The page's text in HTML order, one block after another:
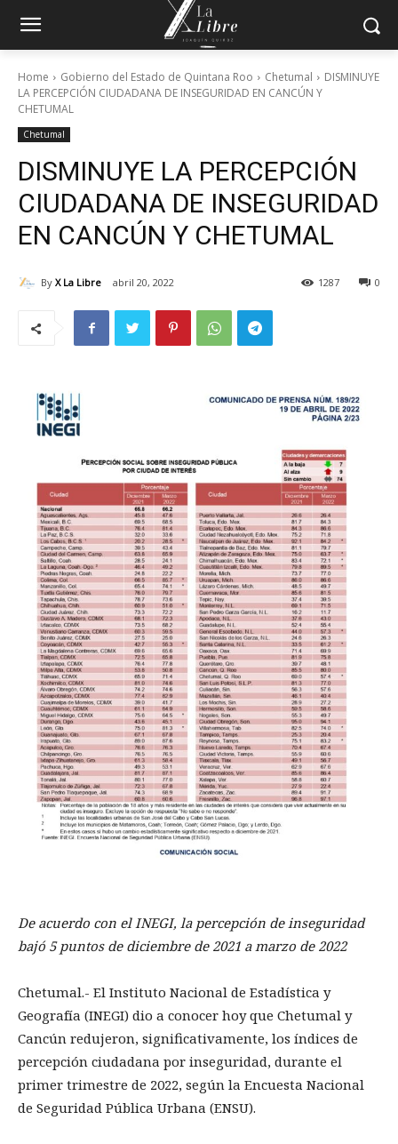
Home Gobierno del Estado de Quintana Roo Chetumal
DISMINUYE
LA PERCEPCIÓN CIUDADANA DE INSEGURIDAD EN CANCÚN Y
CHETUMAL
Chetumal
DISMINUYE LA PERCEPCIÓN
CIUDADANA DE INSEGURIDAD
EN CANCÚN Y CHETUMAL
By X La Libre abril 20, 2022 0
1287
De acuerdo con el INEGI, la percepción de inseguridad
bajó 5 puntos de diciembre de 2021 a marzo de 2022
Chetumal.- El Instituto Nacional de Estadística y
Geografía (INEGI) dio a conocer hoy que Chetumal y
Cancún redujeron, significativamente, los índices de
percepción ciudadana por inseguridad, durante el
primer trimestre de 2022, según la Encuesta Nacional
de Seguridad Pública Urbana (ENSU).